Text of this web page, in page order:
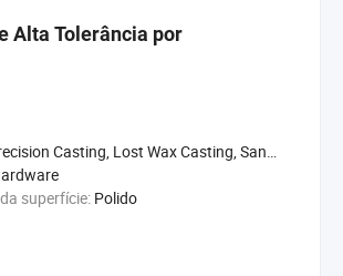
Alta Tolerância por
Casting, Lost Wax Casting, Sand Casting
superfície: Polido